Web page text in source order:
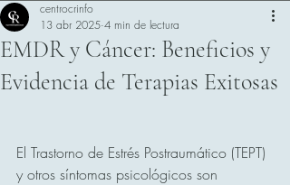
EMDR y Cáncer: Beneficios y
Evidencia de Terapias Exitosas
centrocrinfo
13 abr 2025 4 min de lectura
El Trastorno de Estrés Postraumático (TEPT)
y otros síntomas psicológicos son